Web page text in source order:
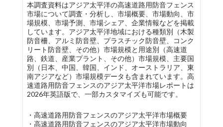
本調査資料はアジア太平洋の高速道路用防音フェンス
市場について調査・分析し、市場概要、市場動向、市
場規模、市場予測、市場シェア、企業情報などを掲載
しています。アジア太平洋地域における種類別（木製
防音柵、アルミ防音壁、プラスチック防音壁、コンク
リート防音壁、その他）市場規模と用途別（高速道
路、鉄道、産業プラント、その他）市場規模、主要国
別（日本、中国、韓国、インド、オーストラリア、東
南アジアなど）市場規模データも含まれています。高
速道路用防音フェンスのアジア太平洋市場レポートは
2026年英語版で、一部カスタマイズも可能です。
・高速道路用防音フェンスのアジア太平洋市場概要
・高速道路用防音フェンスのアジア太平洋市場動向